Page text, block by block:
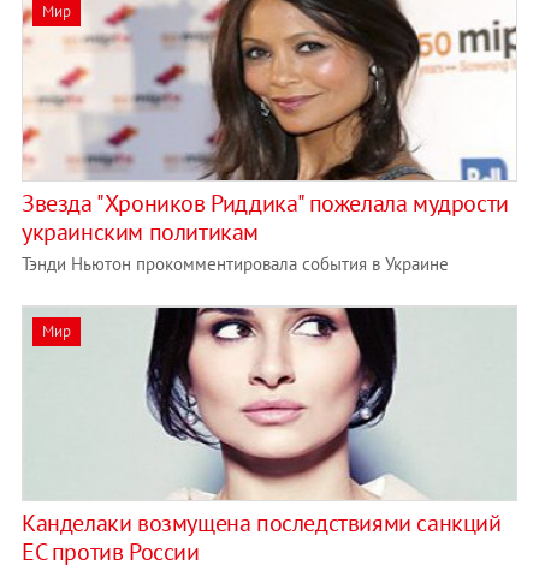
Мир
Звезда "Хроников Риддика" пожелала мудрости
украинским политикам
Тэнди Ньютон прокомментировала события в Украине
Мир
Канделаки возмущена последствиями санкций
ЕС против России